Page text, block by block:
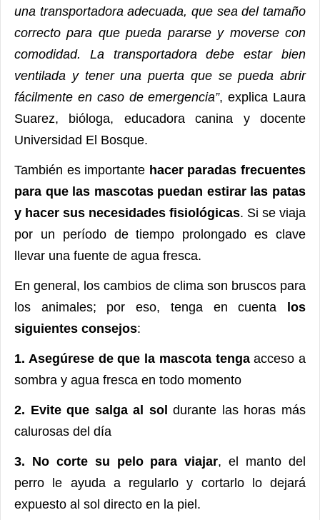
una transportadora adecuada, que sea del tamaño
correcto para que pueda pararse y moverse con
comodidad. La transportadora debe estar bien
ventilada y tener una puerta que se pueda abrir
fácilmente en caso de emergencia”, explica Laura
Suarez, bióloga, educadora canina y docente
Universidad El Bosque.
También es importante hacer paradas frecuentes
para que las mascotas puedan estirar las patas
y hacer sus necesidades fisiológicas. Si se viaja
por un período de tiempo prolongado es clave
llevar una fuente de agua fresca.
En general, los cambios de clima son bruscos para
los animales; por eso, tenga en cuenta los
siguientes consejos:
1. Asegúrese de que la mascota tengaacceso a
sombra y agua fresca en todo momento
2. Evite que salga al soldurante las horas más
calurosas del día
3. No corte su pelo para viajar, el manto del
perro le ayuda a regularlo y cortarlo lo dejará
expuesto al sol directo en la piel.